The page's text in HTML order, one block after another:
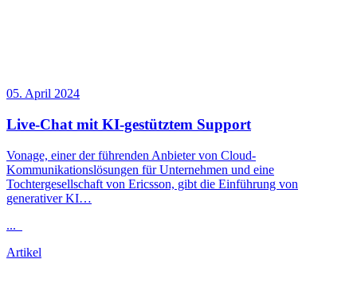
05. April 2024
Live-Chat mit KI-gestütztem Support
Vonage, einer der führenden Anbieter von Cloud-
Kommunikationslösungen für Unternehmen und eine
Tochtergesellschaft von Ericsson, gibt die Einführung von
generativer KI…
...
Artikel